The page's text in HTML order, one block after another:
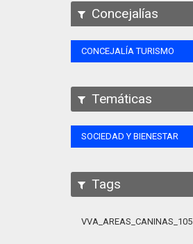
Concejalías
CONCEJALÍA TURISMO
Temáticas
SOCIEDAD Y BIENESTAR
Tags
VVA_AREAS_CANINAS_105